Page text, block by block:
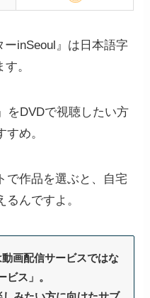
inSeoul』は日本語字
。
をDVDで視聴したい方
すめ。
で作品を選ぶと、自宅
んですよ。
画配信サービスではな
ビス」。